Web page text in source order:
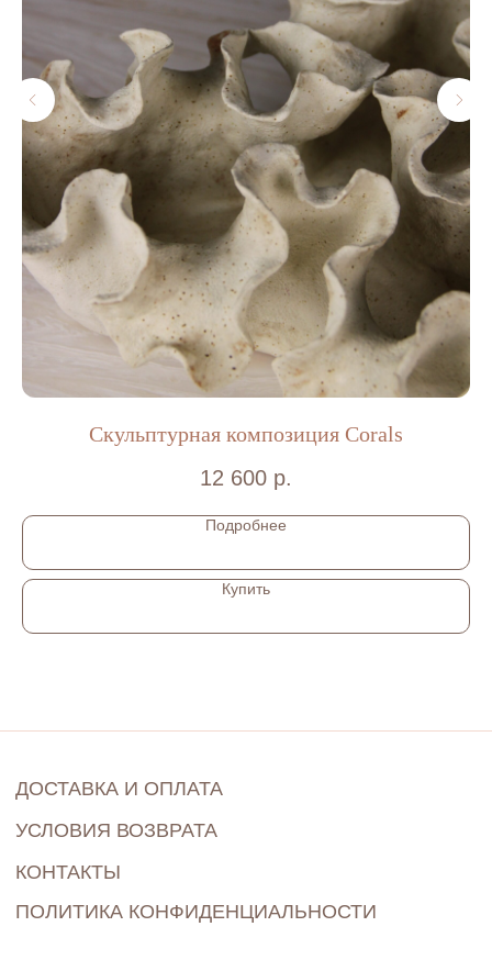
Скульптурная композиция Сorals
12 600 р.
Подробнее
Купить
BLANGE SHOP © 2022-2024
Info@blange.ru
ПОЛИТИКА КОНФИДЕНЦИАЛЬНОСТИ
УСЛОВИЯ ВОЗВРАТА
ДОСТАВКА И ОПЛАТА
+7-921-955-03-28
ПО ПРЕДВАРИТЕЛЬНОЙ ЗАПИСИ
КОНТАКТЫ